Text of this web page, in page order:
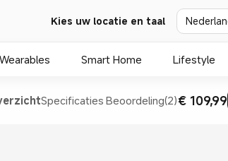
Kies uw locatie en taal
Wearables Smart Home Lifestyle
Specificaties Beoordeling(2)€ 109,99